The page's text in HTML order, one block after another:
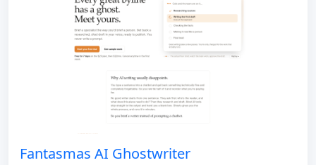
Fantasmas AI Ghostwriter